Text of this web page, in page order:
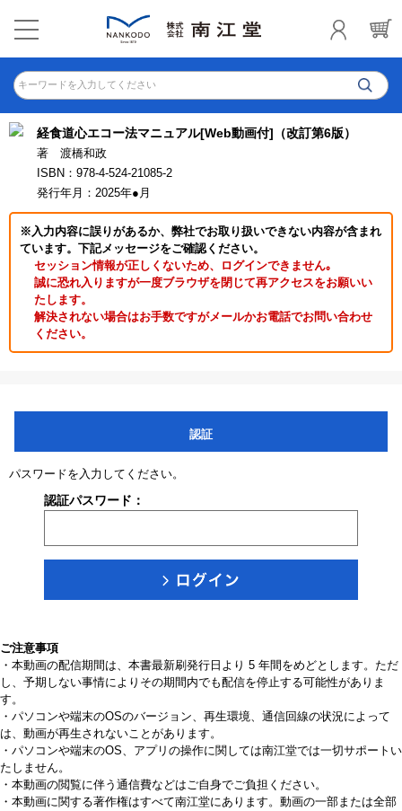
キーワードを入力してください
経食道心エコー法マニュアル[Web動画付]（改訂第6版）
著 渡橋和政
ISBN：978-4-524-21085-2
発行年月：2025年●月
※入力内容に誤りがあるか、弊社でお取り扱いできない内容が含まれ
ています。下記メッセージをご確認ください。
セッション情報が正しくないため、ログインできません｡
誠に恐れ入りますが一度ブラウザを閉じて再アクセスをお願いい
たします。
解決されない場合はお手数ですがメールかお電話でお問い合わせ
ください。
認証
パスワードを入力してください。
認証パスワード：
ご注意事項
・本動画の配信期間は、本書最新刷発行日より 5 年間をめどとします。ただ
し、予期しない事情によりその期間内でも配信を停止する可能性がありま
す。
・パソコンや端末のOSのバージョン、再生環境、通信回線の状況によって
は、動画が再生されないことがあります。
・パソコンや端末のOS、アプリの操作に関しては南江堂では一切サポートい
たしません。
・本動画の閲覧に伴う通信費などはご自身でご負担ください。
・本動画に関する著作権はすべて南江堂にあります。動画の一部または全部